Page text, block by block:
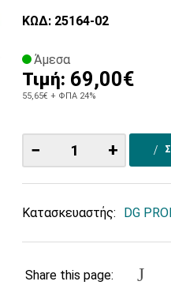
ΚΩΔ: 25164-02
Άμεσα
Τιμή: 69,00€
55,65€ + ΦΠΑ 24%
− +
Κατασκευαστής: DG
Share this page: